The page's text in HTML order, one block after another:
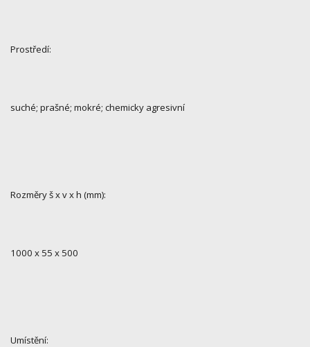
Prostředí:
suché; prašné; mokré; chemicky agresivní
Rozměry š x v x h (mm):
1000 x 55 x 500
Umístění: